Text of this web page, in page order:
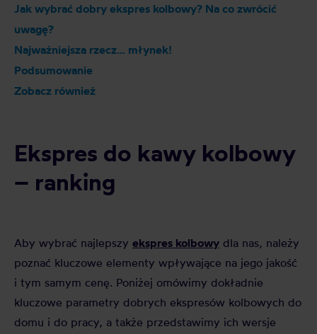
Jak wybrać dobry ekspres kolbowy? Na co zwrócić
uwagę?
Najważniejsza rzecz… młynek!
Podsumowanie
Zobacz również
Ekspres do kawy kolbowy
– ranking
Aby wybrać najlepszy ekspres kolbowy dla nas, należy
poznać kluczowe elementy wpływające na jego jakość
i tym samym cenę. Poniżej omówimy dokładnie
kluczowe parametry dobrych ekspresów kolbowych do
domu i do pracy, a także przedstawimy ich wersje